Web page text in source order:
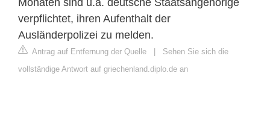
verpflichtet, ihren Aufenthalt der
Ausländerpolizei zu melden.
Antrag auf Entfernung der Quelle | Sehen Sie sich die
vollständige Antwort auf griechenland.diplo.de an